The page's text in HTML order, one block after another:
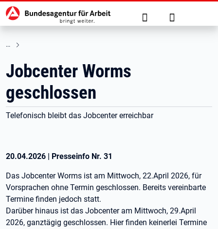
zu den Hauptinhalten springen
Hauptnavigation Suche Anmelden
Jobcenter Worms
geschlossen
Telefonisch bleibt das Jobcenter erreichbar
20.04.2026 | Presseinfo Nr. 31
Das Jobcenter Worms ist am Mittwoch, 22.April 2026, für
Vorsprachen ohne Termin geschlossen. Bereits vereinbarte
Termine finden jedoch statt.
Darüber hinaus ist das Jobcenter am Mittwoch, 29.April
2026, ganztägig geschlossen. Hier finden keinerlei Termine